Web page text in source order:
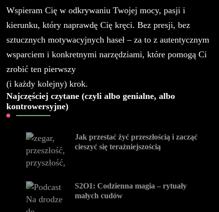
Wspieram Cię w odkrywaniu Twojej mocy, pasji i
kierunku, który naprawdę Cię kręci. Bez presji, bez
sztucznych motywacyjnych haseł – za to z autentycznym
wsparciem i konkretnymi narzędziami, które pomogą Ci
zrobić ten pierwszy
(i każdy kolejny) krok.
Najczęściej czytane (czyli albo genialne, albo
kontrowersyjne)
Jak przestać żyć przeszłością i zacząć
cieszyć się teraźniejszością
S2O1: Codzienna magia – rytuały
małych cudów